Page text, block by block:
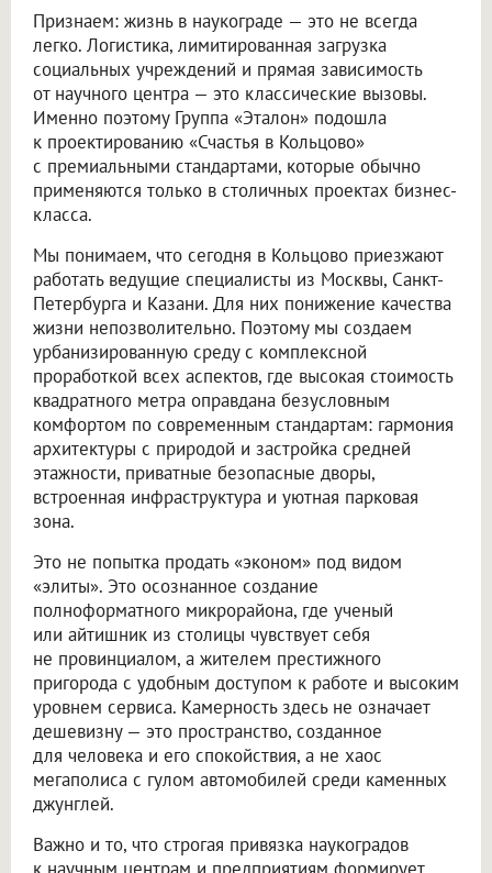
Признаем: жизнь в наукограде — это не всегда
легко. Логистика, лимитированная загрузка
социальных учреждений и прямая зависимость
от научного центра — это классические вызовы.
Именно поэтому Группа «Эталон» подошла
к проектированию «Счастья в Кольцово»
с премиальными стандартами, которые обычно
применяются только в столичных проектах бизнес-
класса.
Мы понимаем, что сегодня в Кольцово приезжают
работать ведущие специалисты из Москвы, Санкт-
Петербурга и Казани. Для них понижение качества
жизни непозволительно. Поэтому мы создаем
урбанизированную среду с комплексной
проработкой всех аспектов, где высокая стоимость
квадратного метра оправдана безусловным
комфортом по современным стандартам: гармония
архитектуры с природой и застройка средней
этажности, приватные безопасные дворы,
встроенная инфраструктура и уютная парковая
зона.
Это не попытка продать «эконом» под видом
«элиты». Это осознанное создание
полноформатного микрорайона, где ученый
или айтишник из столицы чувствует себя
не провинциалом, а жителем престижного
пригорода с удобным доступом к работе и высоким
уровнем сервиса. Камерность здесь не означает
дешевизну — это пространство, созданное
для человека и его спокойствия, а не хаос
мегаполиса с гулом автомобилей среди каменных
джунглей.
Важно и то, что строгая привязка наукоградов